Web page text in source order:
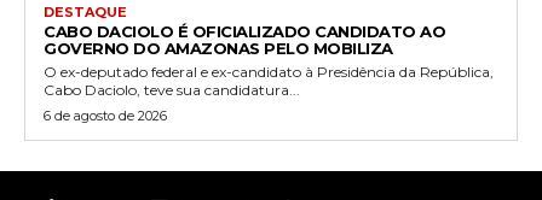
DESTAQUE
CABO DACIOLO É OFICIALIZADO CANDIDATO AO
GOVERNO DO AMAZONAS PELO MOBILIZA
O ex-deputado federal e ex-candidato à Presidência da República,
Cabo Daciolo, teve sua candidatura...
6 de agosto de 2026